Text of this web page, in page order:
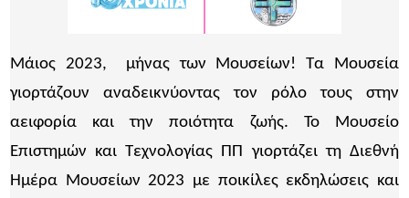
Μάιος 2023, μήνας των Μουσείων! Τα Μουσεία
γιορτάζουν αναδεικνύοντας τον ρόλο τους στην
αειφορία και την ποιότητα ζωής. To Mουσείο
Eπιστημών και Tεχνολογίας ΠΠ γιορτάζει τη Διεθνή
Ημέρα Μουσείων 2023 με ποικίλες εκδηλώσεις και